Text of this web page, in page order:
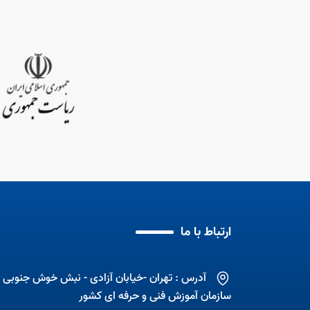
ارتباط با ما
آدرس : تهران -خیابان آزادی - نبش خوش
سازمان آموزش فنی و حرفه ای کشور